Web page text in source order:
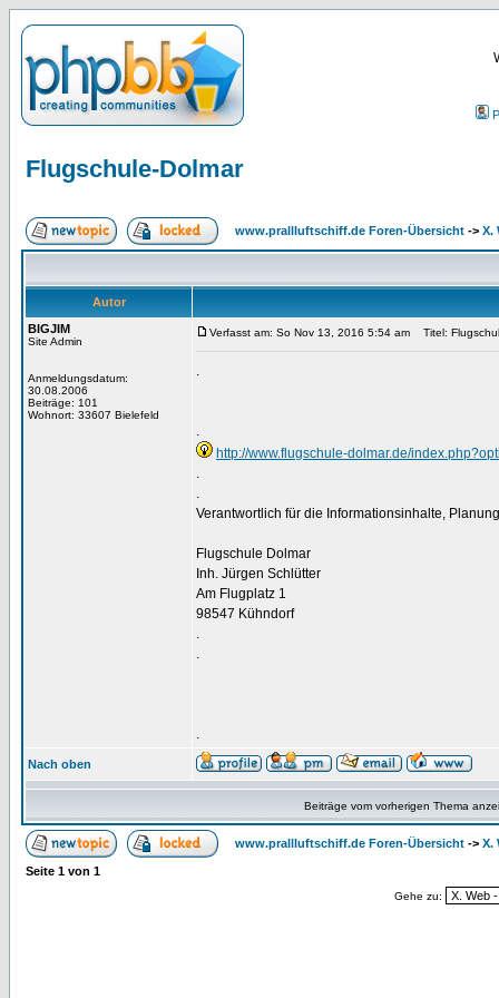
Flugschule-Dolmar
www.prallluftschiff.de Foren-Übersicht -> X.
Autor
BIGJIM
Site Admin
Anmeldungsdatum:
30.08.2006
Beiträge: 101
Wohnort: 33607 Bielefeld
Verfasst am: So Nov 13, 2016 5:54 am Titel:
.
.
http://www.flugschule-dolmar.de/
.
.
Verantwortlich für die Informationsinhalte,
Flugschule Dolmar
Inh. Jürgen Schlütter
Am Flugplatz 1
98547 Kühndorf
.
.
.
Nach oben
Beiträge vom vorherigen Thema
www.prallluftschiff.de Foren-Übersicht -> X.
Seite 1 von 1
Gehe zu: